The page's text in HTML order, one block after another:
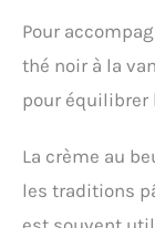
Pour
thé noir à la
pour équilibrer
La crème au
les traditions